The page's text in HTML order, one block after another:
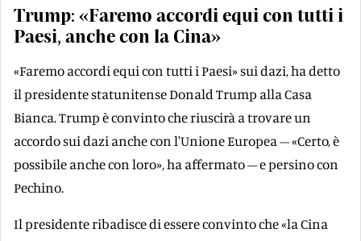
Trump: «Faremo accordi equi con tutti i
Paesi, anche con la Cina»
«Faremo accordi equi con tutti i Paesi» sui dazi, ha detto
il presidente statunitense Donald Trump alla Casa
Bianca. Trump è convinto che riuscirà a trovare un
accordo sui dazi anche con l'Unione Europea – «Certo, è
possibile anche con loro», ha affermato – e persino con
Pechino.
Il presidente ribadisce di essere convinto che «la Cina